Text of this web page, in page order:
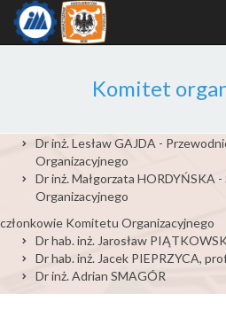
Komitet
Dr inż. Lesław GAJDA -
Organizacyjnego
Dr inż. Małgorzata HORDYŃSKA
Organizacyjnego
członkowie Komitetu Organizacyjnego
Dr hab. inż. Jarosław
Dr hab. inż. Jacek PIEPRZYCA,
Dr inż. Adrian SMAGÓR